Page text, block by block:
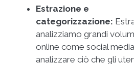
Estrazione e
categorizzazione:
analizziamo grandi
online come social
analizzare ciò che gli